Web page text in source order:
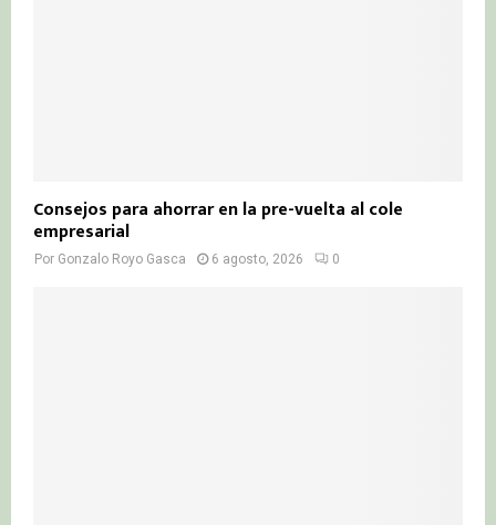
Consejos para ahorrar en la pre-vuelta al cole
empresarial
Por Gonzalo Royo Gasca 6 agosto, 2026 0